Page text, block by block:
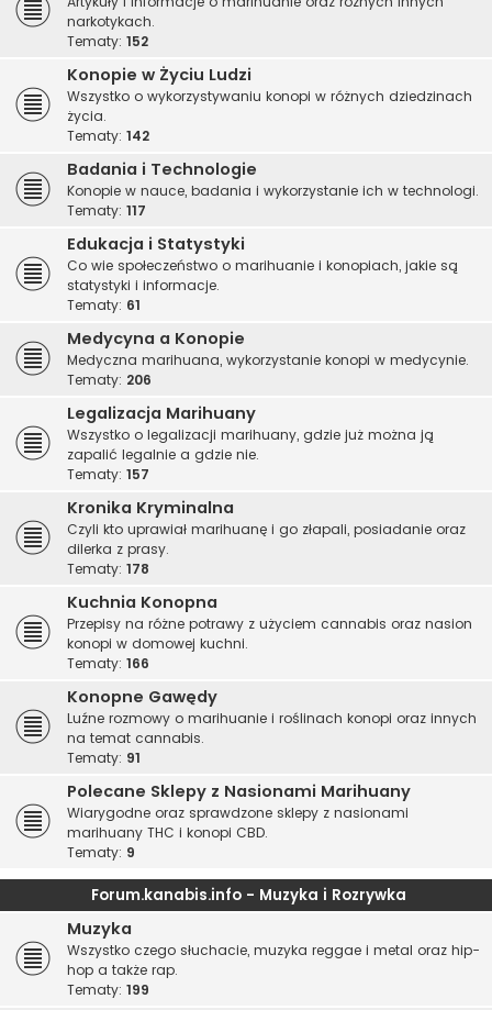
narkotykach.
Tematy: 152
Konopie w Życiu Ludzi
Wszystko o wykorzystywaniu konopi w różnych dziedzinach
życia.
Tematy: 142
Badania i Technologie
Konopie w nauce, badania i wykorzystanie ich w technologi.
Tematy: 117
Edukacja i Statystyki
Co wie społeczeństwo o marihuanie i konopiach, jakie są
statystyki i informacje.
Tematy: 61
Medycyna a Konopie
Medyczna marihuana, wykorzystanie konopi w medycynie.
Tematy: 206
Legalizacja Marihuany
Wszystko o legalizacji marihuany, gdzie już można ją
zapalić legalnie a gdzie nie.
Tematy: 157
Kronika Kryminalna
Czyli kto uprawiał marihuanę i go złapali, posiadanie oraz
dilerka z prasy.
Tematy: 178
Kuchnia Konopna
Przepisy na różne potrawy z użyciem cannabis oraz nasion
konopi w domowej kuchni.
Tematy: 166
Konopne Gawędy
Luźne rozmowy o marihuanie i roślinach konopi oraz innych
na temat cannabis.
Tematy: 91
Polecane Sklepy z Nasionami Marihuany
Wiarygodne oraz sprawdzone sklepy z nasionami
marihuany THC i konopi CBD.
Tematy: 9
Forum.kanabis.info - Muzyka i Rozrywka
Muzyka
Wszystko czego słuchacie, muzyka reggae i metal oraz hip-
hop a także rap.
Tematy: 199